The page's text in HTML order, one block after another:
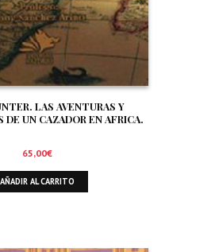
LAS AVENTURAS Y
DE UN CAZADOR EN AFRICA.
65,00€
AÑADIR AL CARRITO